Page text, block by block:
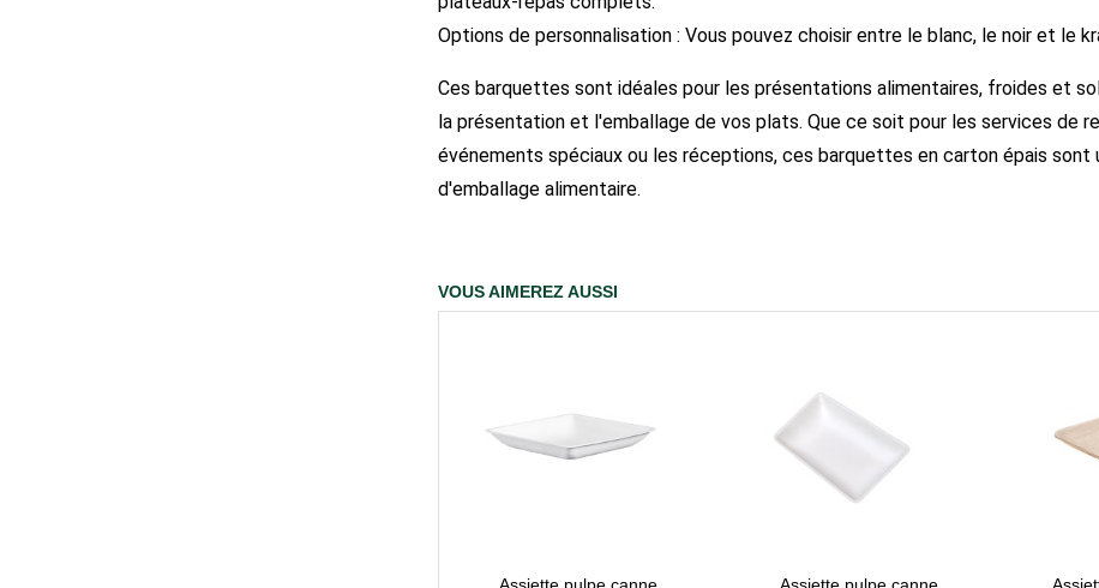
Options de personnalisation : Vous pouvez choisir entre le blanc, le noir et le
Ces barquettes sont idéales pour les présentations alimentaires, froides et
la présentation et l'emballage de vos plats. Que ce soit pour les services de
événements spéciaux ou les réceptions, ces barquettes en carton épais sont
d'emballage alimentaire.
VOUS AIMEREZ AUSSI